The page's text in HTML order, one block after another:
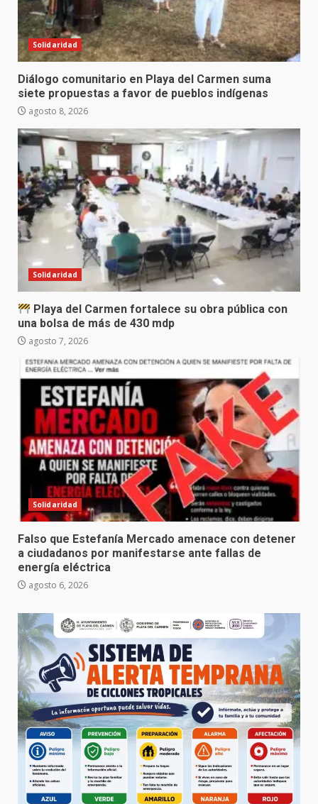
Solidaridad
Diálogo comunitario en Playa del Carmen suma
siete propuestas a favor de pueblos indígenas
agosto 8, 2026
Solidaridad
Playa del Carmen fortalece su obra pública con
una bolsa de más de 430 mdp
agosto 7, 2026
Solidaridad
Falso que Estefanía Mercado amenace con detener
a ciudadanos por manifestarse ante fallas de
energía eléctrica
agosto 6, 2026